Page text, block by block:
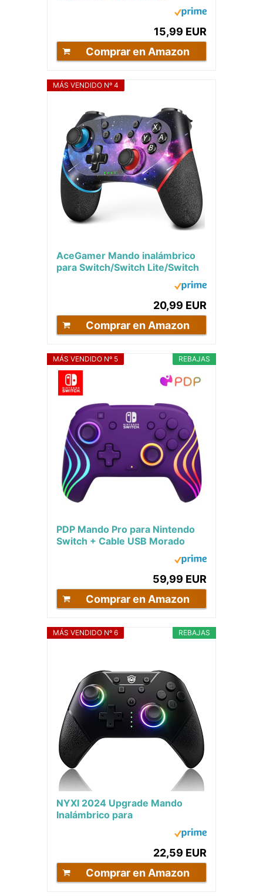
15,99 EUR
Comprar en Amazon
MÁS VENDIDO Nº 4
AceGamer Mando inalámbrico
para Switch/Switch Lite/Switch
OLED，Mando para Switch Pro
20,99 EUR
Comprar en Amazon
REBAJAS
MÁS VENDIDO Nº 5
PDP Mando Pro para Nintendo
Switch + Cable USB Morado
59,99 EUR
Comprar en Amazon
REBAJAS
MÁS VENDIDO Nº 6
NYXI 2024 Upgrade Mando
Inalámbrico para
Switch/Lite/OLED, LED, Pro con
22,59 EUR
Comprar en Amazon